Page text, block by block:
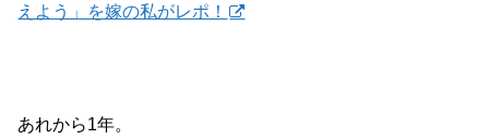
えよう」を嫁の私がレポ！
あれから1年。